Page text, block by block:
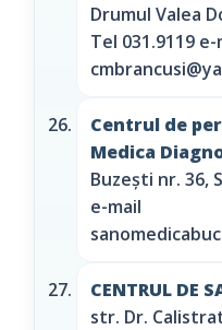
Drumul Valea
Tel 031.9119 e-
Centrul de
Medica
Buzești nr. 36,
e-mail
CENTRUL DE
str. Dr.